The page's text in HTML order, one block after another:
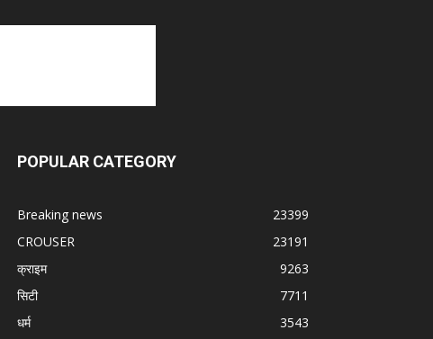
POPULAR CATEGORY
Breaking news
23399
CROUSER
23191
क्राइम
9263
सिटी
7711
धर्म
3543